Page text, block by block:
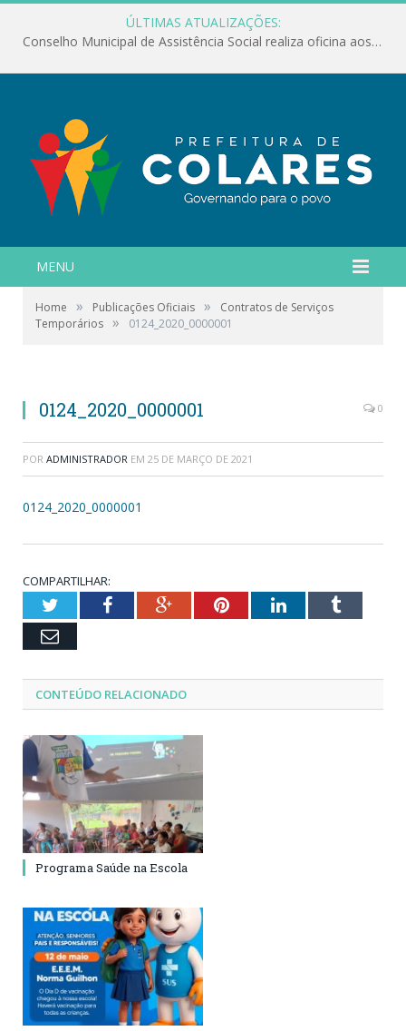
ÚLTIMAS ATUALIZAÇÕES:
Conselho Municipal de Assistência Social realiza oficina aos servidores
MENU
Home » Publicações Oficiais »
Contratos de Serviços
Temporários » 0124_2020_0000001
0124_2020_0000001 0
POR ADMINISTRADOR EM 25 DE MARÇO DE 2021
0124_2020_0000001
COMPARTILHAR:
TwitterFacebookGoogle+PinterestLinkedInTumblr
Email
CONTEÚDO RELACIONADO
Programa Saúde na Escola